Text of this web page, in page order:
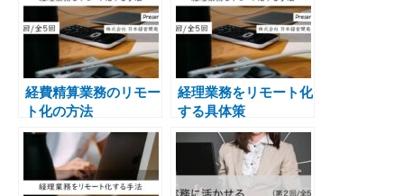
経費精算業務のリモー
ト化の方法
経理業務をリモート化
する具体策